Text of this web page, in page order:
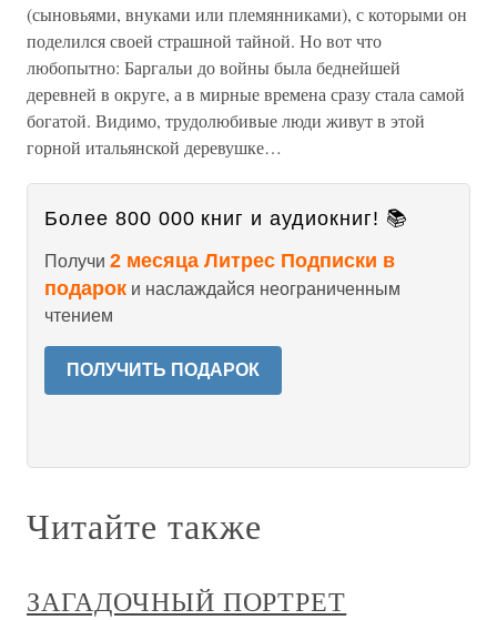
(сыновьями, внуками или племянниками), с которыми он
поделился своей страшной тайной. Но вот что
любопытно: Баргальи до войны была беднейшей
деревней в округе, а в мирные времена сразу стала самой
богатой. Видимо, трудолюбивые люди живут в этой
горной итальянской деревушке…
Более 800 000 книг и аудиокниг! 📚
Получи 2 месяца Литрес Подписки в
подарок и наслаждайся неограниченным
чтением
ПОЛУЧИТЬ ПОДАРОК
Читайте также
ЗАГАДОЧНЫЙ ПОРТРЕТ